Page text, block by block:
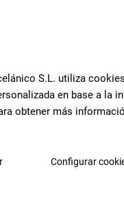
S.L. utiliza
en base a la
obtener más
Configurar